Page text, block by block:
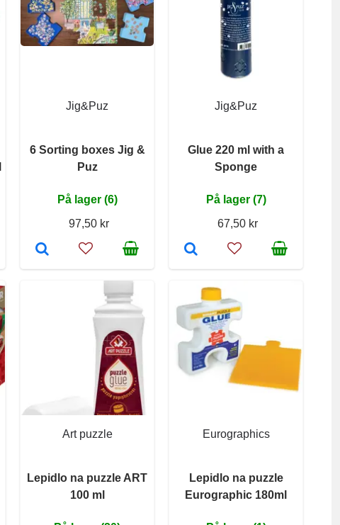
Jig&Puz
6 Sorting boxes Jig &
Puz
På lager (6)
97,50 kr
Jig&Puz
Glue 220 ml with a
Sponge
På lager (7)
67,50 kr
Art puzzle
Lepidlo na puzzle ART
100 ml
Eurographics
Lepidlo na puzzle
Eurographic 180ml